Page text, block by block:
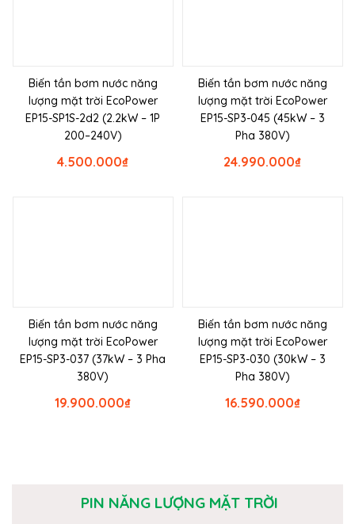
Biến tần bơm nước năng
lượng mặt trời EcoPower
EP15-SP1S-2d2 (2.2kW – 1P
200–240V)
₫
4.500.000
Biến tần bơm nước năng
lượng mặt trời EcoPower
EP15-SP3-045 (45kW – 3
Pha 380V)
₫
24.990.000
Biến tần bơm nước năng
lượng mặt trời EcoPower
EP15-SP3-037 (37kW – 3 Pha
380V)
₫
19.900.000
Biến tần bơm nước năng
lượng mặt trời EcoPower
EP15-SP3-030 (30kW – 3
Pha 380V)
₫
16.590.000
PIN NĂNG LƯỢNG MẶT TRỜI